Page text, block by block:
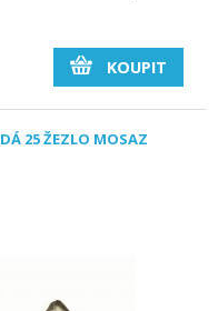
KOUPIT
25 ŽEZLO MOSAZ